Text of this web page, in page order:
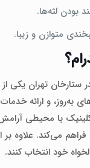
بودن لثه‌ها.
متوازن و زیبا.
ستارخان تهران یکی
به‌روز، و ارائه
کلینیک با محیطی
می‌کند. علاوه بر
خود انتخاب کنند.